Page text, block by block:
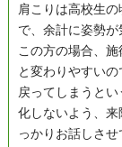
肩こりは高校生
で、余計に姿勢が
この方の場合、
と変わりやすい
戻ってしまうと
化しないよう、
っかりお話しさせ